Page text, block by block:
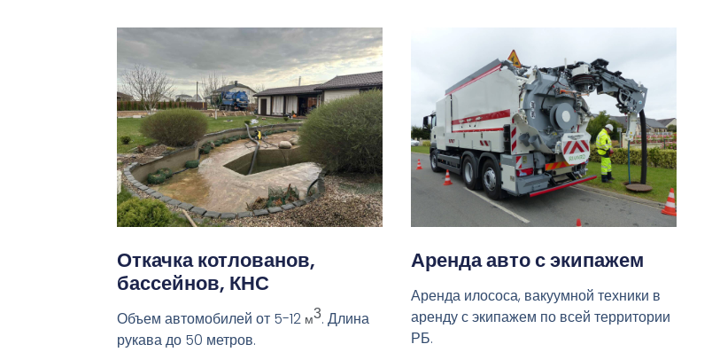
Откачка котлованов,
бассейнов, КНС
Объем автомобилей от 5-12 м3. Длина
рукава до 50 метров.
Аренда авто с экипажем
Аренда илососа, вакуумной техники в
аренду с экипажем по всей территории
РБ.